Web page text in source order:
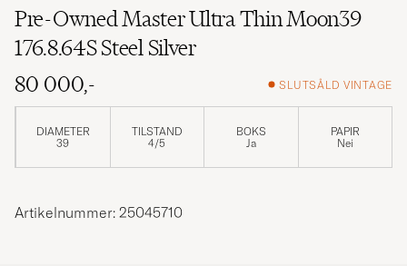
Pre-Owned Master Ultra Thin Moon39
176.8.64S Steel Silver
80 000,-
SLUTSÅLD VINTAGE
DIAMETER
39
TILSTAND
4/5
BOKS
Ja
PAPIR
Nei
Artikelnummer: 25045710